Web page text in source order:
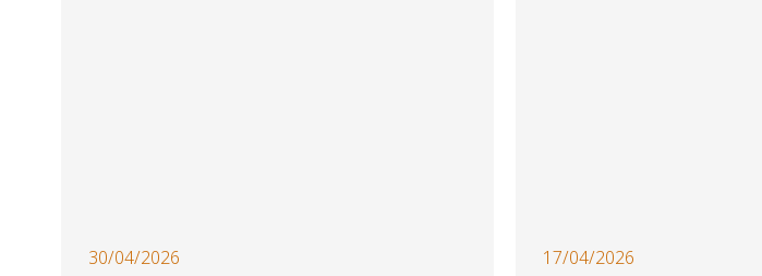
30/04/2026 17/04/2026